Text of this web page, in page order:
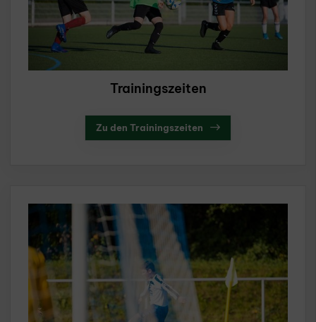
Trainingszeiten
Zu den Trainingszeiten